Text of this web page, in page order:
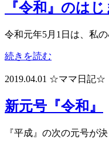
『令和』のは
令和元年5月1日は、私
続きを読む
2019.04.01 ☆ママ日記☆
新元号『令和』
『平成』の次の元号が